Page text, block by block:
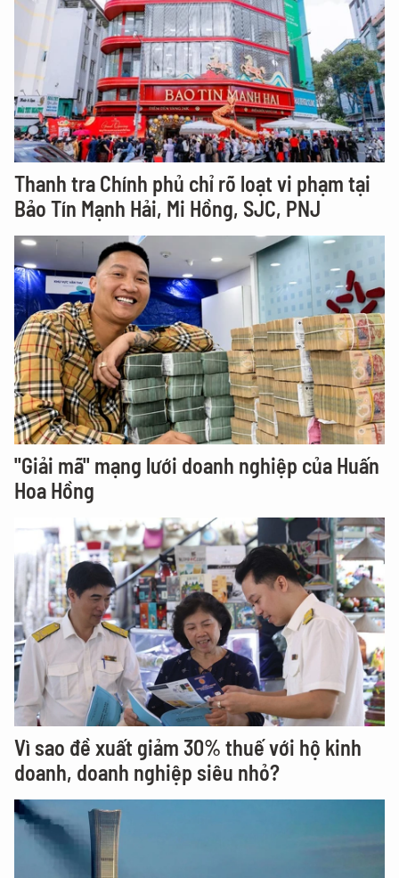
Thanh tra Chính phủ chỉ rõ loạt vi phạm tại
Bảo Tín Mạnh Hải, Mi Hồng, SJC, PNJ
"Giải mã" mạng lưới doanh nghiệp của Huấn
Hoa Hồng
Vì sao đề xuất giảm 30% thuế với hộ kinh
doanh, doanh nghiệp siêu nhỏ?